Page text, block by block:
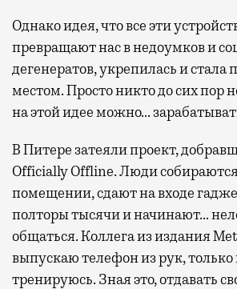
Однако идея, что все эти
превращают нас в недоумков и
дегенератов, укрепилась и
местом. Просто никто до сих пор
на этой идее можно…
В Питере затеяли проект,
Officially Offline. Люди
помещении, сдают на входе
полторы тысячи и начинают…
общаться. Коллега из издания
выпускаю телефон из рук,
тренируюсь. Зная это, отдавать